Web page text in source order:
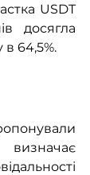
USDT
досягла
64,5%.
визначає